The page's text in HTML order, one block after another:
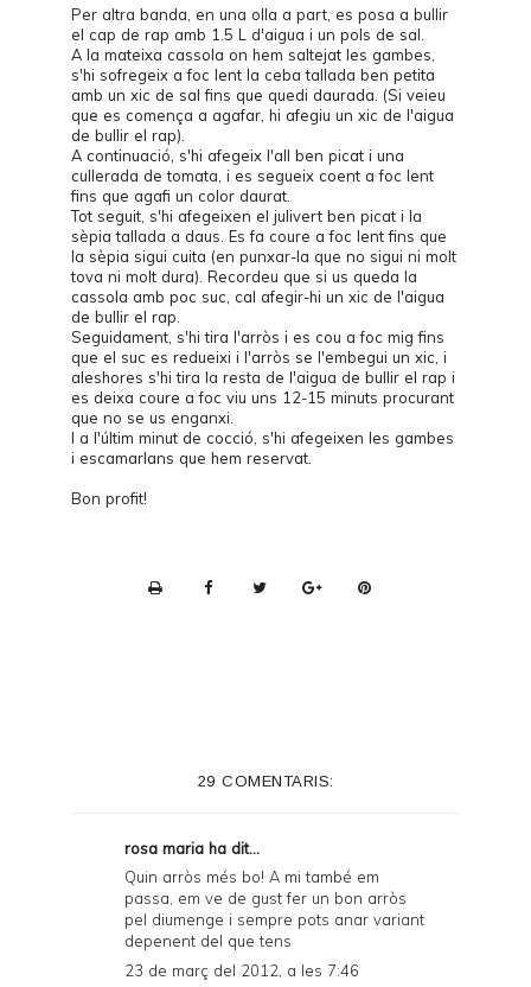
Per altra banda, en una olla a part, es posa a bullir
el cap de rap amb 1.5 L d'aigua i un pols de sal.
A la mateixa cassola on hem saltejat les gambes,
s'hi sofregeix a foc lent la ceba tallada ben petita
amb un xic de sal fins que quedi daurada. (Si veieu
que es comença a agafar, hi afegiu un xic de l'aigua
de bullir el rap).
A continuació, s'hi afegeix l'all ben picat i una
cullerada de tomata, i es segueix coent a foc lent
fins que agafi un color daurat.
Tot seguit, s'hi afegeixen el julivert ben picat i la
sèpia tallada a daus. Es fa coure a foc lent fins que
la sèpia sigui cuita (en punxar-la que no sigui ni molt
tova ni molt dura). Recordeu que si us queda la
cassola amb poc suc, cal afegir-hi un xic de l'aigua
de bullir el rap.
Seguidament, s'hi tira l'arròs i es cou a foc mig fins
que el suc es redueixi i l'arròs se l'embegui un xic, i
aleshores s'hi tira la resta de l'aigua de bullir el rap i
es deixa coure a foc viu uns 12-15 minuts procurant
que no se us enganxi.
I a l'últim minut de cocció, s'hi afegeixen les gambes
i escamarlans que hem reservat.
Bon profit!
r
i
e
n
29 COMENTARIS:
rosa maria ha dit...
Quin arròs més bo! A mi també em
passa, em ve de gust fer un bon arròs
pel diumenge i sempre pots anar variant
depenent del que tens
23 de març del 2012, a les 7:46